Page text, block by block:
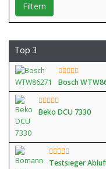
Filtern
Top 3
Bosch
Beko DCU 7330
Testsieger